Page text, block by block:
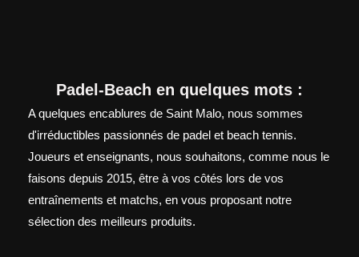
Padel-Beach en quelques mots :
A quelques encablures de Saint Malo, nous sommes
d'irréductibles passionnés de padel et beach tennis.
Joueurs et enseignants, nous souhaitons, comme nous le
faisons depuis 2015, être à vos côtés lors de vos
entraînements et matchs, en vous proposant notre
sélection des meilleurs produits.